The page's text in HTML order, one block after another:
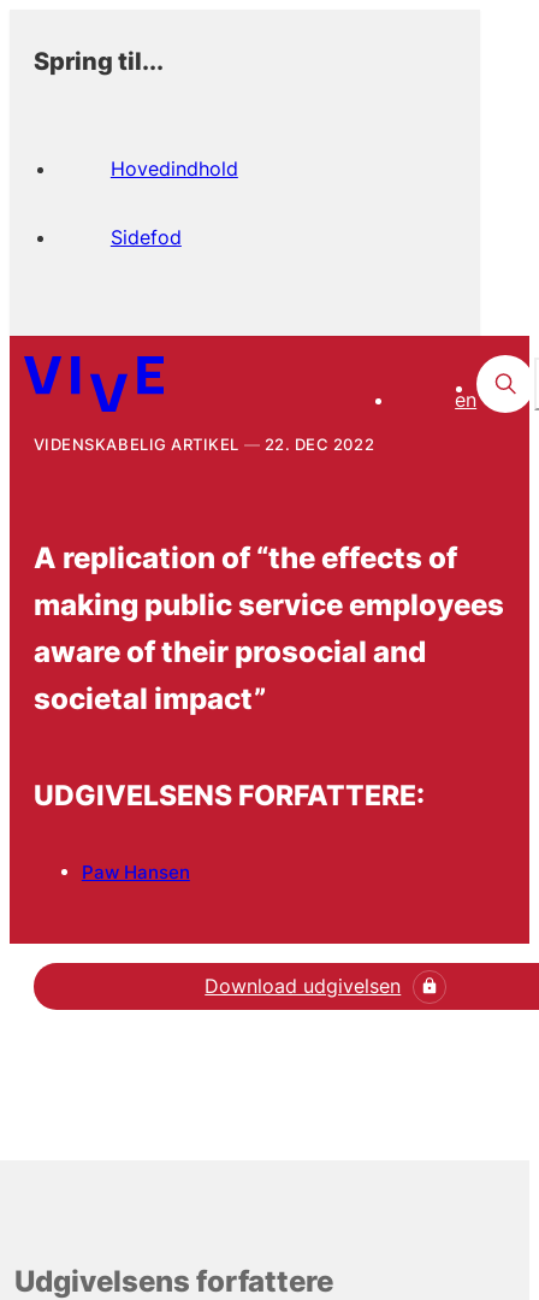
Spring til...
Hovedindhold
Sidefod
en
VIDENSKABELIG ARTIKEL 22. DEC 2022
A replication of “the effects of
making public service employees
aware of their prosocial and
societal impact”
UDGIVELSENS FORFATTERE:
Paw Hansen
Download udgivelsen
Udgivelsens forfattere